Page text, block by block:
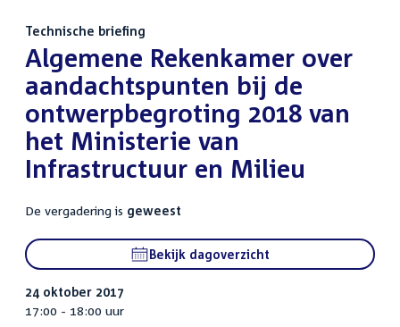
Technische briefing
Algemene Rekenkamer over
aandachtspunten bij de
ontwerpbegroting 2018 van
het Ministerie van
Infrastructuur en Milieu
De vergadering is geweest
Bekijk dagoverzicht
24 oktober 2017
17:00 - 18:00 uur